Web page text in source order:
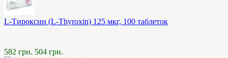
L-Тироксин (L-Thyroxin) 125 мкг, 100 таблеток
582 грн. 504 грн.